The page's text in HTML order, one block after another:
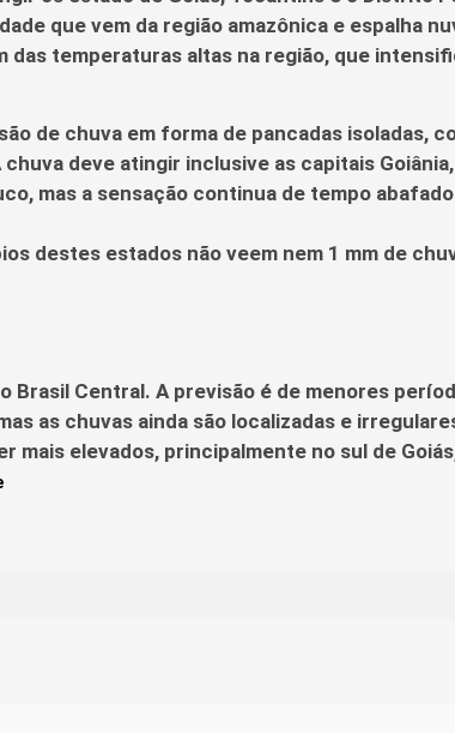
que vem da região amazônica e espalha
das temperaturas altas na região, que
de chuva em forma de pancadas isoladas,
deve atingir inclusive as capitais
mas a sensação continua de tempo
destes estados não veem nem 1 mm de
Brasil Central. A previsão é de menores
as chuvas ainda são localizadas e
mais elevados, principalmente no sul de